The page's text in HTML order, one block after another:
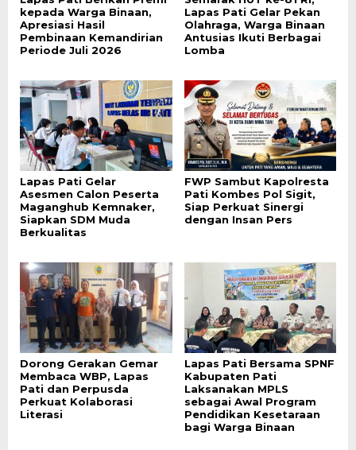
kepada Warga Binaan,
Apresiasi Hasil
Pembinaan Kemandirian
Periode Juli 2026
Lapas Pati Gelar Pekan
Olahraga, Warga Binaan
Antusias Ikuti Berbagai
Lomba
Lapas Pati Gelar
Asesmen Calon Peserta
Maganghub Kemnaker,
Siapkan SDM Muda
Berkualitas
FWP Sambut Kapolresta
Pati Kombes Pol Sigit,
Siap Perkuat Sinergi
dengan Insan Pers
Dorong Gerakan Gemar
Membaca WBP, Lapas
Pati dan Perpusda
Perkuat Kolaborasi
Literasi
Lapas Pati Bersama SPNF
Kabupaten Pati
Laksanakan MPLS
sebagai Awal Program
Pendidikan Kesetaraan
bagi Warga Binaan